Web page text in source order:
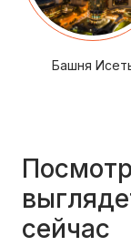
Башня
сейчас